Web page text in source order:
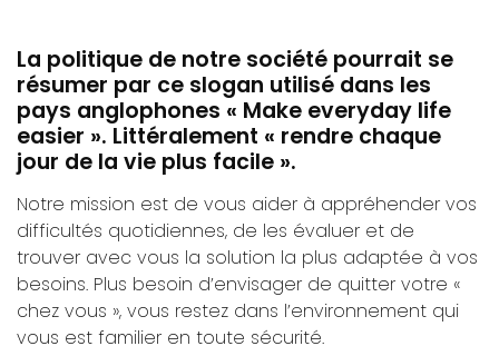
La politique de notre société pourrait se
résumer par ce slogan utilisé dans les
pays anglophones « Make everyday life
easier ». Littéralement « rendre chaque
jour de la vie plus facile ».
Notre mission est de vous aider à appréhender vos
difficultés quotidiennes, de les évaluer et de
trouver avec vous la solution la plus adaptée à vos
besoins. Plus besoin d’envisager de quitter votre «
chez vous », vous restez dans l’environnement qui
vous est familier en toute sécurité.